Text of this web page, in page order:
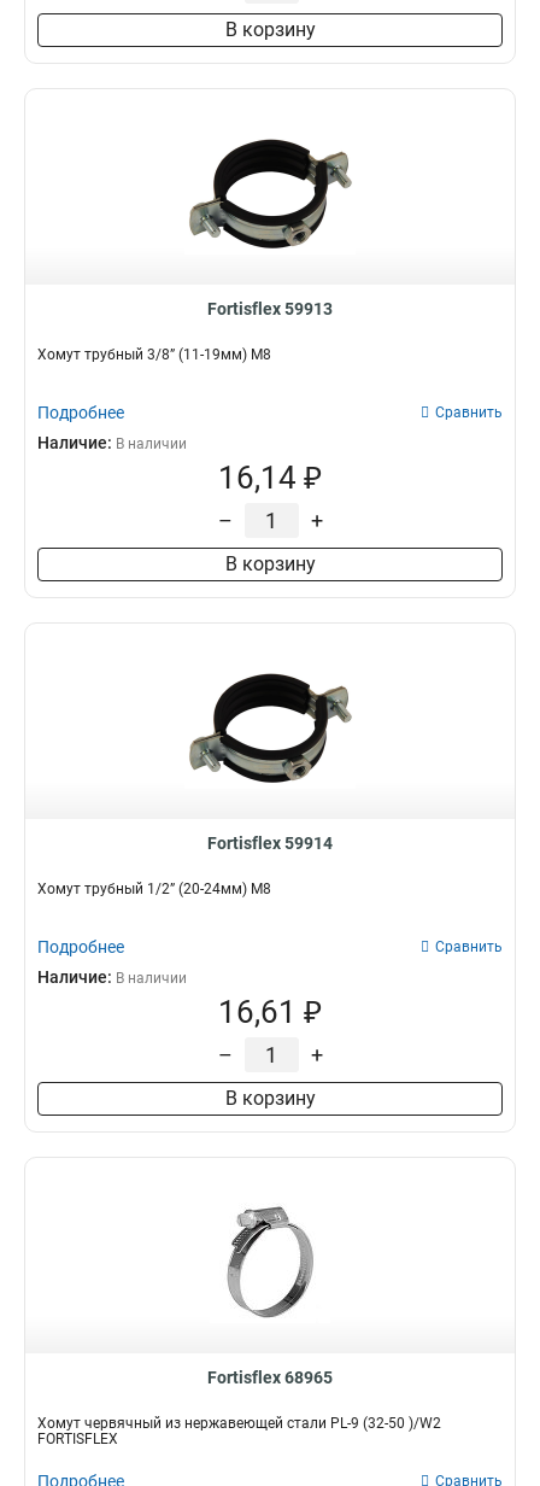
В корзину
Fortisflex 59913
Хомут трубный 3/8” (11-19мм) М8
Подробнее Сравнить
Наличие: В наличии
16,14 ₽
– +
В корзину
Fortisflex 59914
Хомут трубный 1/2” (20-24мм) М8
Подробнее Сравнить
Наличие: В наличии
16,61 ₽
– +
В корзину
Fortisflex 68965
Хомут червячный из нержавеющей стали PL-9 (32-50 )/W2
FORTISFLEX
Подробнее Сравнить